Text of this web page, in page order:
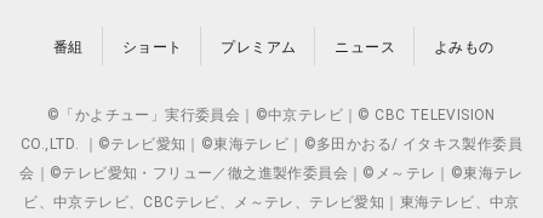
番組 ショート プレミアム ニュース よみもの
©「かよチュー」実行委員会｜©中京テレビ｜© CBC TELEVISION
CO.,LTD. ｜©テレビ愛知｜©東海テレビ｜©多田かおる/ イタキス製作委員
会｜©テレビ愛知・フリュー／徹之進製作委員会｜©メ～テレ｜©東海テレ
ビ、中京テレビ、CBCテレビ、メ～テレ、テレビ愛知｜東海テレビ、中京